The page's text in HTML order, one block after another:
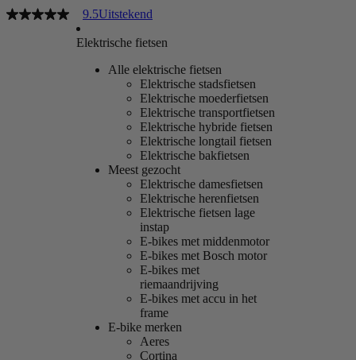
9.5Uitstekend
Elektrische fietsen
Alle elektrische fietsen
Elektrische stadsfietsen
Elektrische moederfietsen
Elektrische transportfietsen
Elektrische hybride fietsen
Elektrische longtail fietsen
Elektrische bakfietsen
Meest gezocht
Elektrische damesfietsen
Elektrische herenfietsen
Elektrische fietsen lage
instap
E-bikes met middenmotor
E-bikes met Bosch motor
E-bikes met
riemaandrijving
E-bikes met accu in het
frame
E-bike merken
Aeres
Cortina